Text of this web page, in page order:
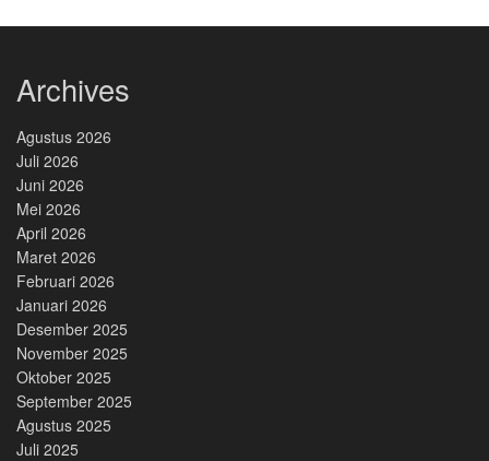
Archives
Agustus 2026
Juli 2026
Juni 2026
Mei 2026
April 2026
Maret 2026
Februari 2026
Januari 2026
Desember 2025
November 2025
Oktober 2025
September 2025
Agustus 2025
Juli 2025